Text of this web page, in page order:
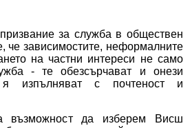
за служба в обществен
че зависимостите, неформалните
на частни интереси не само
- те обезсърчават и онези
я изпълняват с почтеност и
възможност да изберем Висш